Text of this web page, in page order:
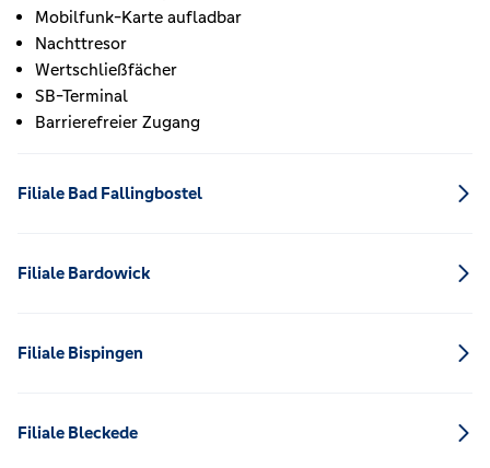
Mobilfunk-Karte aufladbar
Nachttresor
Wertschließfächer
SB-Terminal
Barrierefreier Zugang
Filiale Bad Fallingbostel
Filiale Bardowick
Filiale Bispingen
Filiale Bleckede